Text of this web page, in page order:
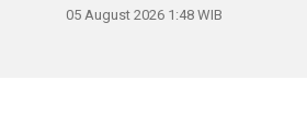
05 August 2026 1:48 WIB